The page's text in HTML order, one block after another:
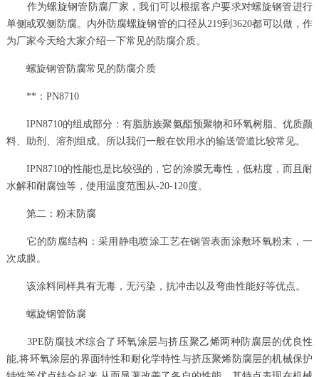
作为螺旋钢管防腐厂家，我们可以根据客户要求对螺旋钢管进行
单侧或双侧防腐。内外防腐螺旋钢管的口径从219到3620都可以做，作
为厂家今天给大家介绍一下常见的防腐介质。
螺旋钢管防腐常见的防腐介质
**：PN8710
IPN8710的组成部分：有脂肪族聚氨酯预聚物和环氧树脂、优质颜
料、助剂、溶剂组成。所以我们一般在饮用水的输送管道比较常见。
IPN8710的性能也是比较强的，它的涂膜无毒性，低粘度，而且耐
水解和耐腐蚀等，使用温度范围从-20-120度。
第二：粉末防腐
它的防腐结构：采用静电喷涂工艺在钢管表面涂敷环氧粉末，一
次成膜。
该涂料同样具有无毒，无污染，抗冲击以及弯曲性能好等优点。
螺旋钢管防腐
3PE防腐技术综合了环氧涂层与挤压聚乙烯两种防腐层的优良性
能,将环氧涂层的界面特性和耐化学特性与挤压聚烯防腐层的机械保护